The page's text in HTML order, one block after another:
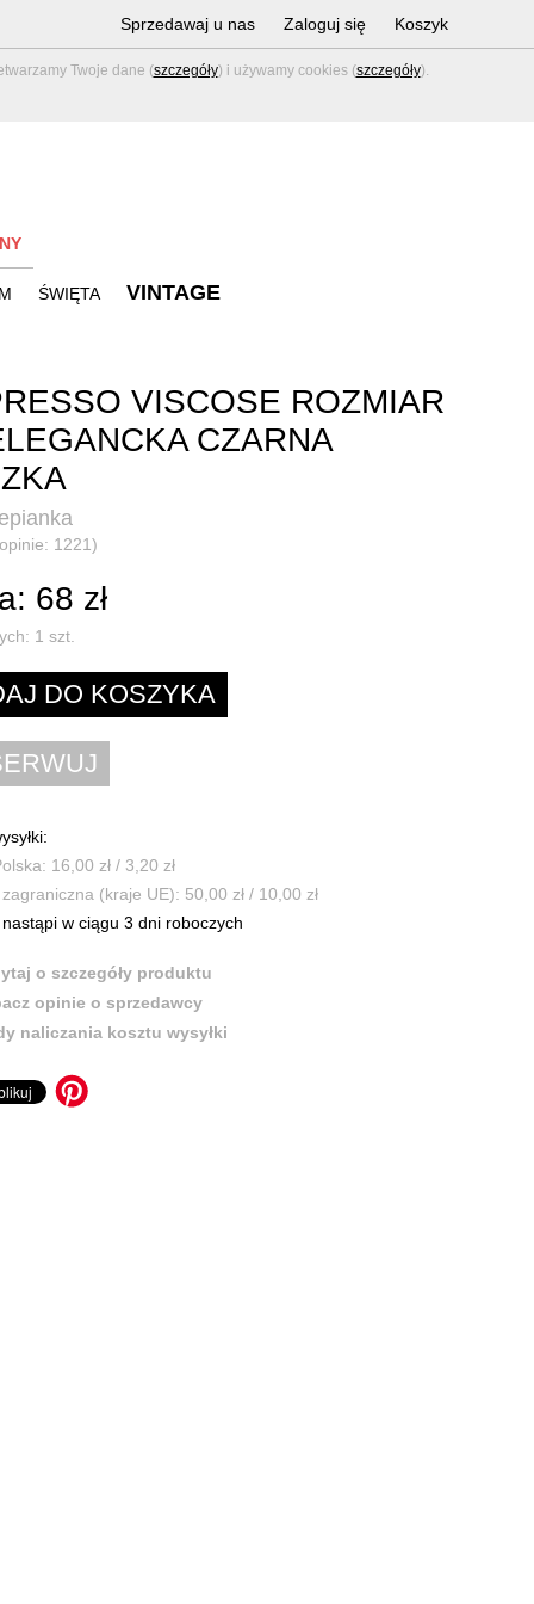
Twoje dane (szczegóły) i używamy cookies (szczegóły).
Sprzedawaj u nas Zaloguj się Koszyk
ŚWIĘTA VINTAGE
VISCOSE ROZMIAR
CZARNA
1221)
68 zł
1 szt.
16,00 zł / 3,20 zł
zagraniczna (kraje UE): 50,00 zł / 10,00 zł
nastąpi w ciągu 3 dni roboczych
o szczegóły produktu
opinie o sprzedawcy
naliczania kosztu wysyłki